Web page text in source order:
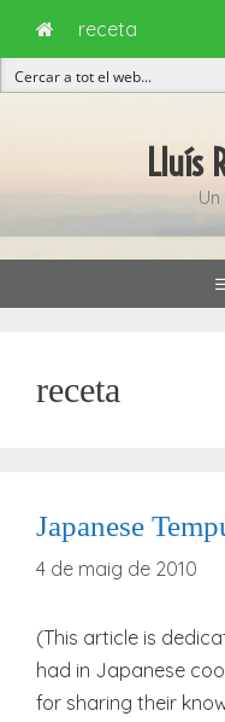
Lluís
receta
Japanese
4 de maig de 2010
(This article is
had in Japanese
for sharing their
receta